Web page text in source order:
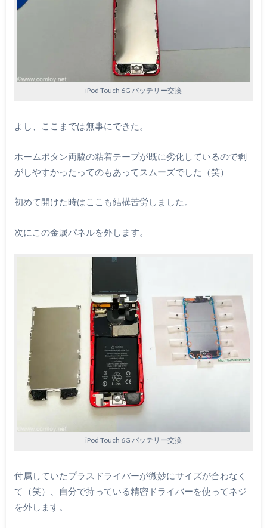
iPod Touch 6G バッテリー交換
よし、ここまでは無事にできた。
ホームボタン両脇の粘着テープが既に劣化しているので剥
がしやすかったってのもあってスムーズでした（笑）
初めて開けた時はここも結構苦労しました。
次にこの金属パネルを外します。
iPod Touch 6G バッテリー交換
付属していたプラスドライバーが微妙にサイズが合わなく
て（笑）、自分で持っている精密ドライバーを使ってネジ
を外します。